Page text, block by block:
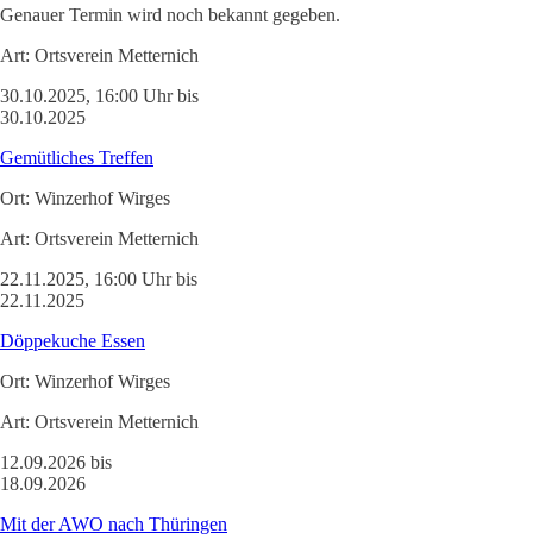
Genauer Termin wird noch bekannt gegeben.
Art: Ortsverein Metternich
30.10.2025, 16:00 Uhr bis
30.10.2025
Gemütliches Treffen
Ort: Winzerhof Wirges
Art: Ortsverein Metternich
22.11.2025, 16:00 Uhr bis
22.11.2025
Döppekuche Essen
Ort: Winzerhof Wirges
Art: Ortsverein Metternich
12.09.2026 bis
18.09.2026
Mit der AWO nach Thüringen